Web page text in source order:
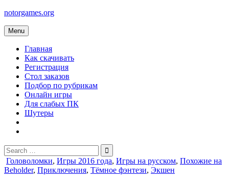
Skip
content
notorgames.org
Menu
Главная
Как скачивать
Регистрация
Стол заказов
Подбор по рубрикам
Онлайн игры
Для слабых ПК
Шутеры
Search
for:
Posted
in
Головоломки, Игры 2016 года, Игры на русском, Похожие на
Beholder, Приключения, Тёмное фэнтези, Экшен